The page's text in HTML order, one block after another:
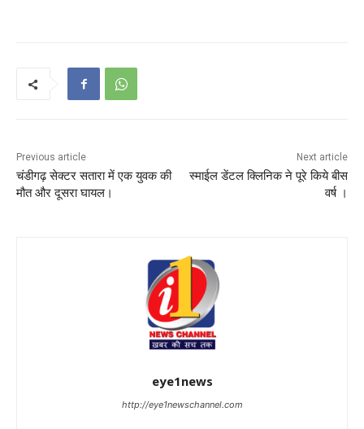
Previous article
चंडीगढ़ सेक्टर सतारा में एक युवक की
मौत और दूसरा घायल।
Next article
स्माईल डेंटल क्लिनिक ने पूरे किये बीस
वर्ष ।
eye1news
http://eye1newschannel.com